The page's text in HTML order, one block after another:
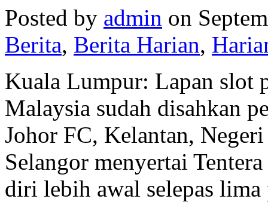
Posted by admin on
Berita, Berita Harian,
Kuala Lumpur: Lapan slot
Malaysia sudah disahkan
Johor FC, Kelantan,
Selangor menyertai
diri lebih awal selepas lima